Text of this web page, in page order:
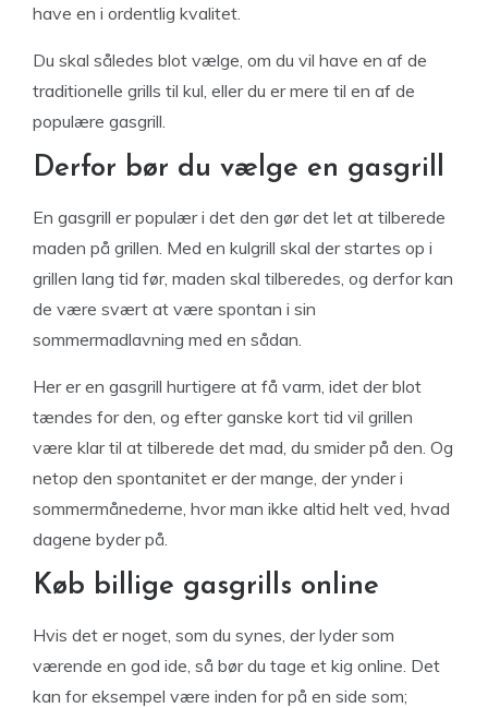
have en i ordentlig kvalitet.
Du skal således blot vælge, om du vil have en af de
traditionelle grills til kul, eller du er mere til en af de
populære gasgrill.
Derfor bør du vælge en gasgrill
En gasgrill er populær i det den gør det let at tilberede
maden på grillen. Med en kulgrill skal der startes op i
grillen lang tid før, maden skal tilberedes, og derfor kan
de være svært at være spontan i sin
sommermadlavning med en sådan.
Her er en gasgrill hurtigere at få varm, idet der blot
tændes for den, og efter ganske kort tid vil grillen
være klar til at tilberede det mad, du smider på den. Og
netop den spontanitet er der mange, der ynder i
sommermånederne, hvor man ikke altid helt ved, hvad
dagene byder på.
Køb billige gasgrills online
Hvis det er noget, som du synes, der lyder som
værende en god ide, så bør du tage et kig online. Det
kan for eksempel være inden for på en side som;